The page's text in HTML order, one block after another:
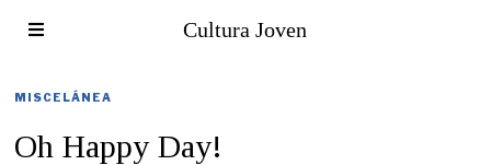
Cultura Joven
MISCELÁNEA
Oh Happy Day!